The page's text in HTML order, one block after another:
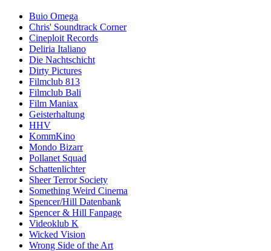
Buio Omega
Chris' Soundtrack Corner
Cineploit Records
Deliria Italiano
Die Nachtschicht
Dirty Pictures
Filmclub 813
Filmclub Bali
Film Maniax
Geisterhaltung
HHV
KommKino
Mondo Bizarr
Pollanet Squad
Schattenlichter
Sheer Terror Society
Something Weird Cinema
Spencer/Hill Datenbank
Spencer & Hill Fanpage
Videoklub K
Wicked Vision
Wrong Side of the Art